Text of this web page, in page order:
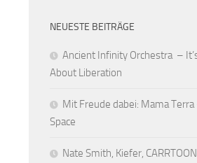
NEUESTE BEITRÄGE
Ancient Infinity Orchestra –
About Liberation
Mit Freude dabei: Mama
Space
Nate Smith, Kiefer,